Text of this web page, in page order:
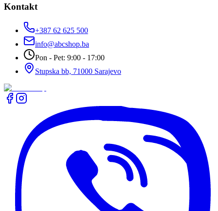
Kontakt
+387 62 625 500
info@abcshop.ba
Pon - Pet: 9:00 - 17:00
Stupska bb, 71000 Sarajevo